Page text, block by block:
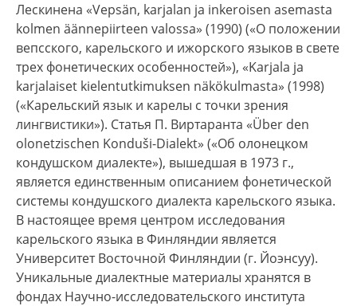
Лескинена «Vepsän, karjalan ja inkeroisen asemasta
kolmen äännepiirteen valossa» (1990) («О положении
вепсского, карельского и ижорского языков в свете
трех фонетических особенностей»), «Karjala ja
karjalaiset kielentutkimuksen näkökulmasta» (1998)
(«Карельский язык и карелы с точки зрения
лингвистики»). Статья П. Виртаранта «Über den
olonetzischen Konduši-Dialekt» («Об олонецком
кондушском диалекте»), вышедшая в 1973 г.,
является единственным описанием фонетической
системы кондушского диалекта карельского языка.
В настоящее время центром исследования
карельского языка в Финляндии является
Университет Восточной Финляндии (г. Йоэнсуу).
Уникальные диалектные материалы хранятся в
фондах Научно-исследовательского института